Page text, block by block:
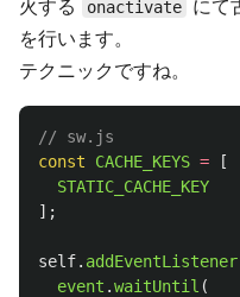
火する onactivate
にて
を行います。
テクニックですね。
// sw.js
const
CACHE_KEYS =
[
STATIC_CACHE_KEY
];
self. addEventListener
event .waitUntil (